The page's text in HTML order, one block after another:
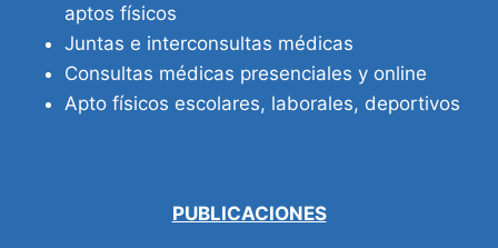
aptos físicos
Juntas e interconsultas médicas
Consultas médicas presenciales y online
Apto físicos escolares, laborales, deportivos
PUBLICACIONES